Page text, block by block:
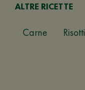
ALTRE RICETTE
Carne Risotti